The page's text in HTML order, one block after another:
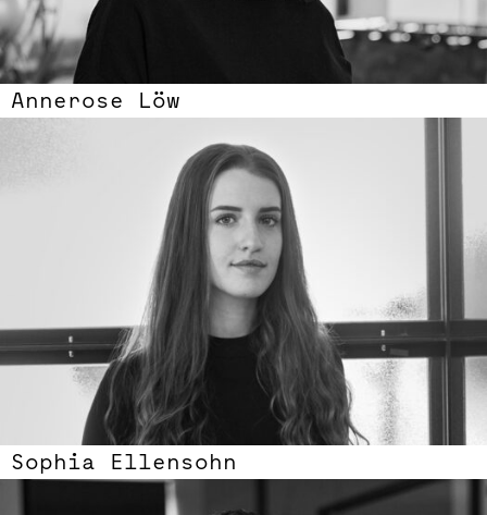
Annerose Löw
Sophia Ellensohn